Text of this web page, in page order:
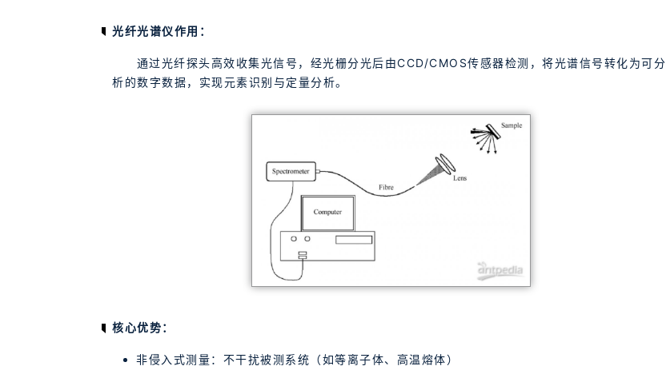
光纤光谱仪作用：
通过光纤探头高效收集光信号，经光栅分光后由CCD/CMOS传感器检测，将光谱信号转化为可分
析的数字数据，实现元素识别与定量分析。
核心优势：
非侵入式测量：不干扰被测系统（如等离子体、高温熔体）